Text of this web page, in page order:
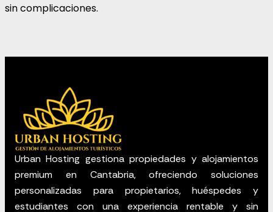
sin complicaciones.
Urban Hosting gestiona propiedades y alojamientos
premium en Cantabria, ofreciendo soluciones
personalizadas para propietarios, huéspedes y
estudiantes con una experiencia rentable y sin